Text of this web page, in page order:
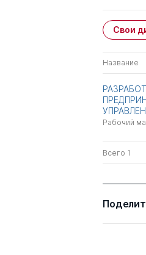
Свои
Название
Рабочий
Всего 1